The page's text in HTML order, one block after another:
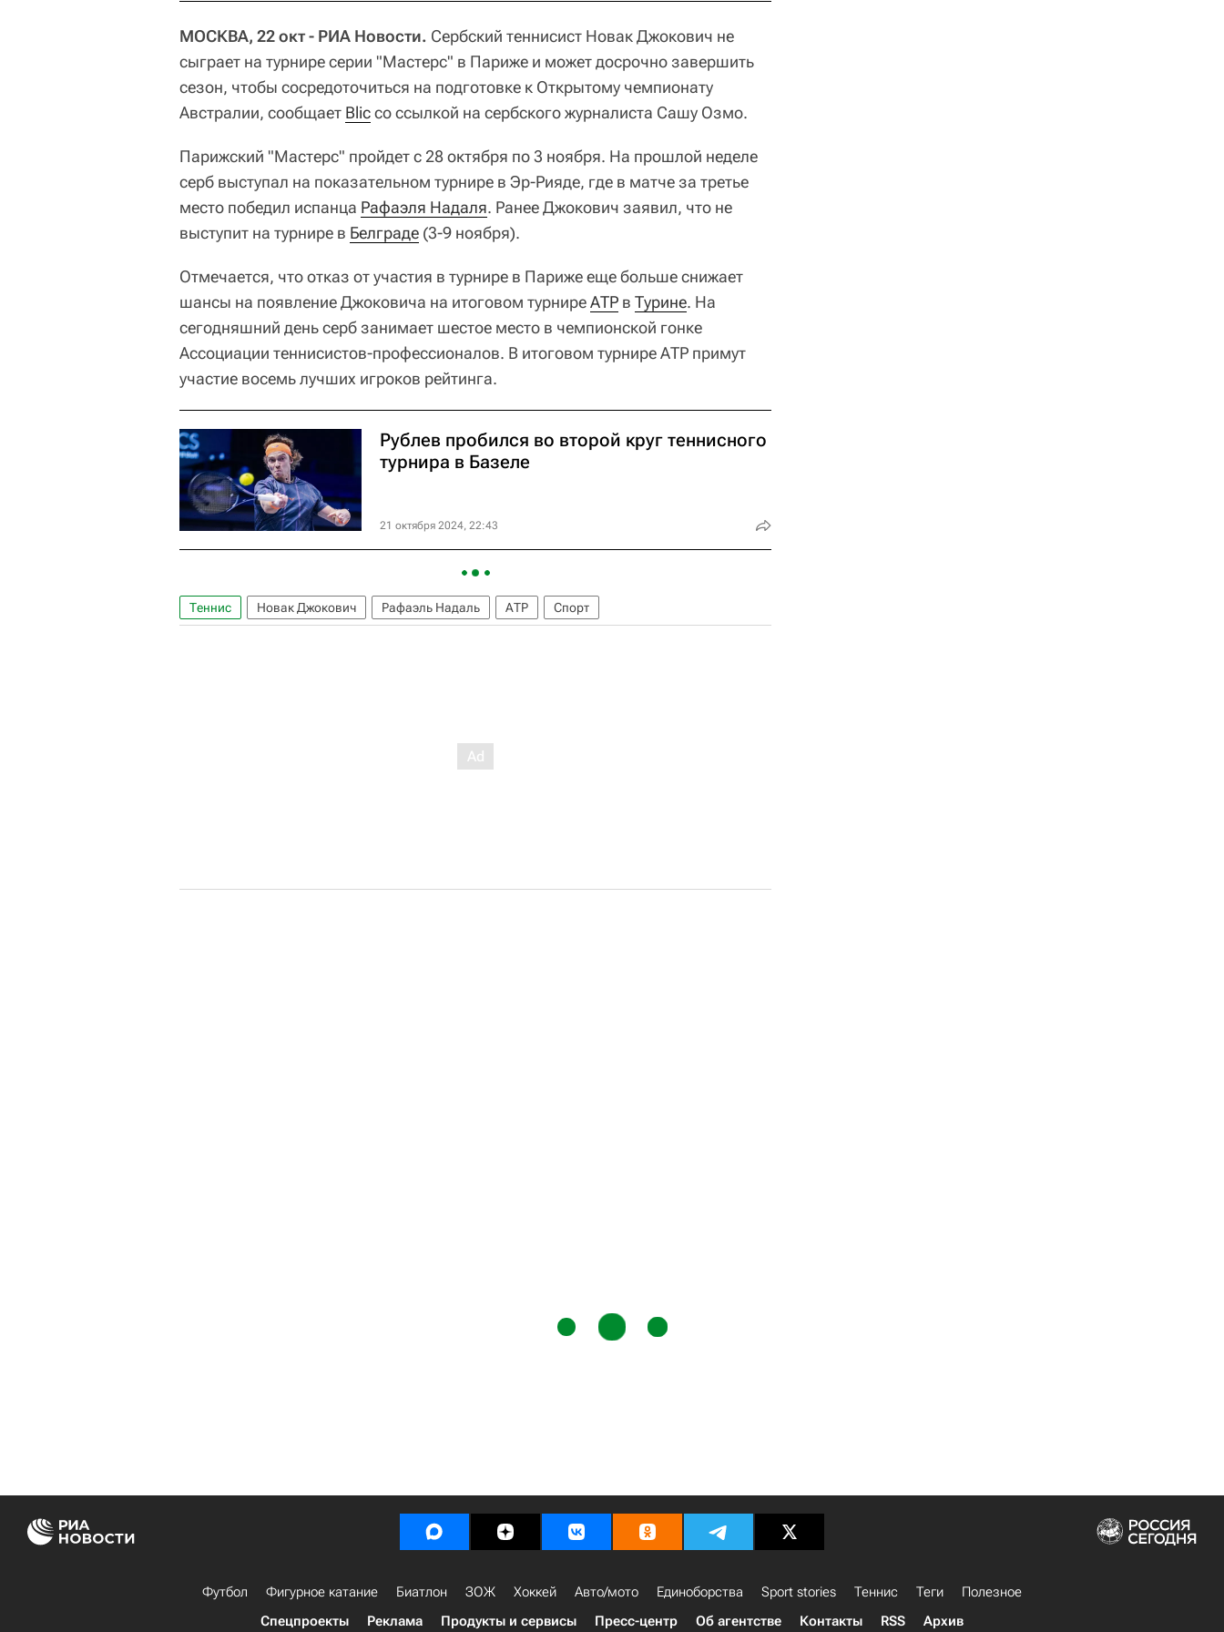
МОСКВА, 22 окт - РИА Новости. Сербский теннисист Новак Джокович не
сыграет на турнире серии "Мастерс" в Париже и может досрочно завершить
сезон, чтобы сосредоточиться на подготовке к Открытому чемпионату
Австралии, сообщает Blicсо ссылкой на сербского журналиста Сашу Озмо.
Парижский "Мастерс" пройдет с 28 октября по 3 ноября. На прошлой неделе
серб выступал на показательном турнире в Эр-Рияде, где в матче за третье
место победил испанца Рафаэля Надаля. Ранее Джокович заявил, что не
выступит на турнире в Белграде (3-9 ноября).
Отмечается, что отказ от участия в турнире в Париже еще больше снижает
шансы на появление Джоковича на итоговом турниреАТР в Турине. На
сегодняшний день серб занимает шестое место в чемпионской гонке
Ассоциации теннисистов-профессионалов. В итоговом турнире АТР примут
участие восемь лучших игроков рейтинга.
Рублев пробился во второй круг теннисного
турнира в Базеле
21 октября 2024, 22:43
Теннис Новак Джокович Рафаэль Надаль АТР Спорт
Футбол Фигурное катание Биатлон ЗОЖ Хоккей Авто/мото Единоборства Sport stories Теннис Теги
Полезное
Спецпроекты
Реклама Продукты и сервисы Пресс-центр Об агентстве Контакты RSS Архив